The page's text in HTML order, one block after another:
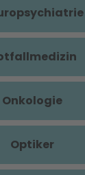
Onkologie
Optiker